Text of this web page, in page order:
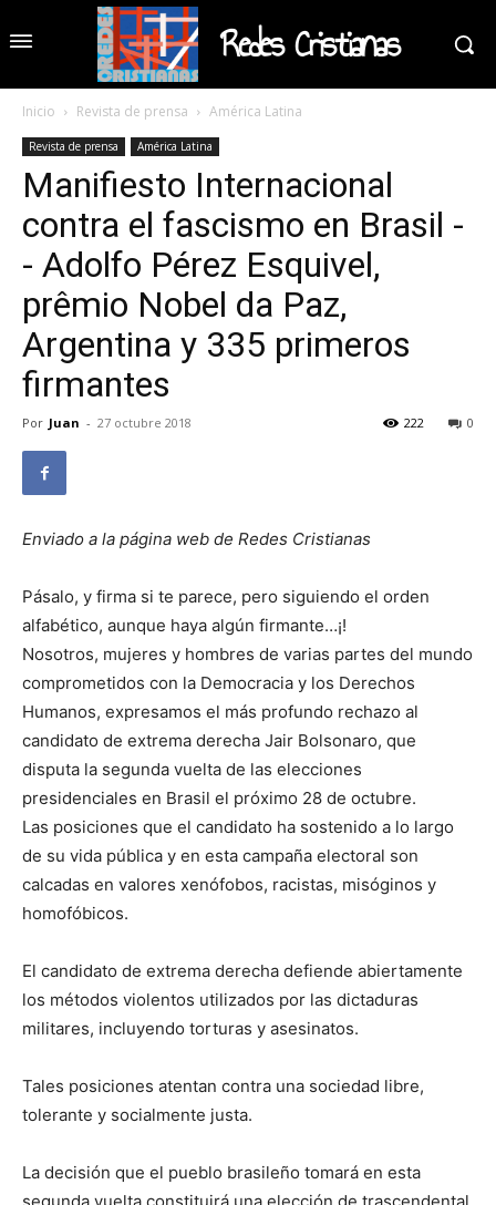
Redes Cristianas
Inicio Revista de prensa América Latina
Revista de prensa América Latina
Manifiesto Internacional
contra el fascismo en Brasil -
- Adolfo Pérez Esquivel,
prêmio Nobel da Paz,
Argentina y 335 primeros
firmantes
Por Juan - 27 octubre 2018 0
222
Enviado a la página web de Redes Cristianas
Pásalo, y firma si te parece, pero siguiendo el orden
alfabético, aunque haya algún firmante…¡!
Nosotros, mujeres y hombres de varias partes del mundo
comprometidos con la Democracia y los Derechos
Humanos, expresamos el más profundo rechazo al
candidato de extrema derecha Jair Bolsonaro, que
disputa la segunda vuelta de las elecciones
presidenciales en Brasil el próximo 28 de octubre.
Las posiciones que el candidato ha sostenido a lo largo
de su vida pública y en esta campaña electoral son
calcadas en valores xenófobos, racistas, misóginos y
homofóbicos.
El candidato de extrema derecha defiende abiertamente
los métodos violentos utilizados por las dictaduras
militares, incluyendo torturas y asesinatos.
Tales posiciones atentan contra una sociedad libre,
tolerante y socialmente justa.
La decisión que el pueblo brasileño tomará en esta